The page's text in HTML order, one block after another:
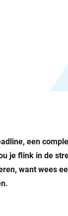
een
je flink in de
want wees